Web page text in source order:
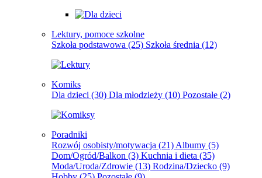
Lektury, pomoce szkolne
Szkoła podstawowa (25) Szkoła średnia (12)
Komiks
Dla dzieci (30) Dla młodzieży (10) Pozostałe (2)
Poradniki
Rozwój osobisty/motywacja (21) Albumy (5)
Dom/Ogród/Balkon (3) Kuchnia i dieta (35)
Moda/Uroda/Zdrowie (13) Rodzina/Dziecko (9)